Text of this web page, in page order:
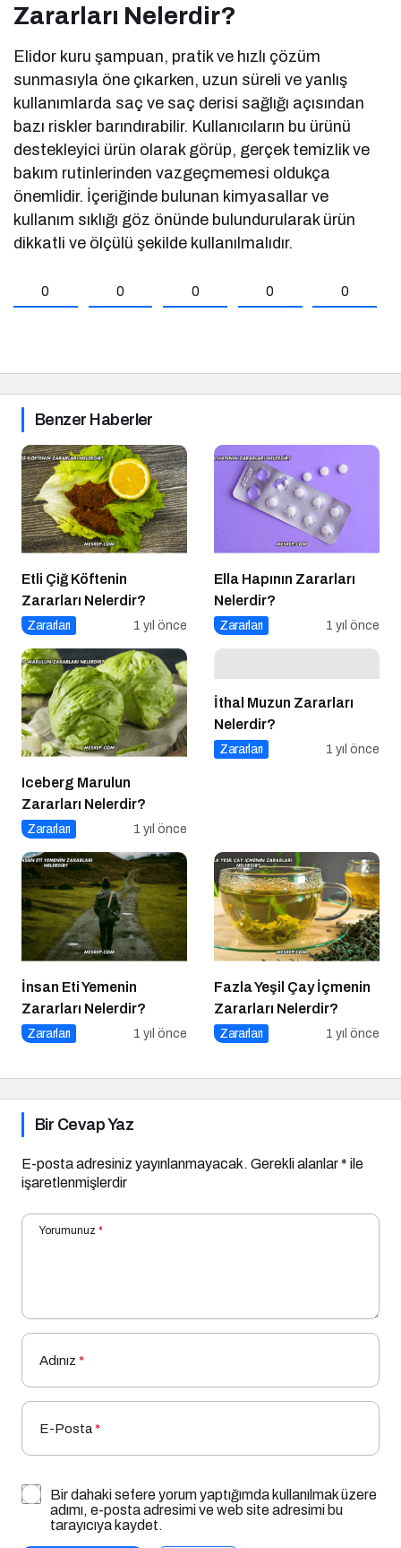
Zararları Nelerdir?
Elidor kuru şampuan, pratik ve hızlı çözüm
sunmasıyla öne çıkarken, uzun süreli ve yanlış
kullanımlarda saç ve saç derisi sağlığı açısından
bazı riskler barındırabilir. Kullanıcıların bu ürünü
destekleyici ürün olarak görüp, gerçek temizlik ve
bakım rutinlerinden vazgeçmemesi oldukça
önemlidir. İçeriğinde bulunan kimyasallar ve
kullanım sıklığı göz önünde bulundurularak ürün
dikkatli ve ölçülü şekilde kullanılmalıdır.
0 0 0 0 0
Benzer Haberler
Etli Çiğ Köftenin
Zararları Nelerdir?
Zararları 1 yıl önce
Ella Hapının Zararları
Nelerdir?
Zararları 1 yıl önce
Iceberg Marulun
Zararları Nelerdir?
Zararları 1 yıl önce
İthal Muzun Zararları
Nelerdir?
Zararları 1 yıl önce
İnsan Eti Yemenin
Zararları Nelerdir?
Zararları 1 yıl önce
Fazla Yeşil Çay İçmenin
Zararları Nelerdir?
Zararları 1 yıl önce
Bir Cevap Yaz
E-posta adresiniz yayınlanmayacak. Gerekli alanlar* ile
işaretlenmişlerdir
Yorumunuz *
Adınız *
E-Posta*
Bir dahaki sefere yorum yaptığımda kullanılmak üzere
adımı, e-posta adresimi ve web site adresimi bu
tarayıcıya kaydet.